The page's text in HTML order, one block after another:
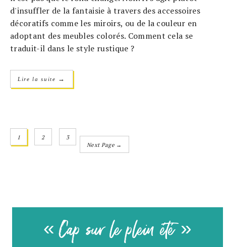
d'insuffler de la fantaisie à travers des accessoires
décoratifs comme les miroirs, ou de la couleur en
adoptant des meubles colorés. Comment cela se
traduit-il dans le style rustique ?
Lire la suite →
1 2
3
Next Page →
« Cap sur le plein été »